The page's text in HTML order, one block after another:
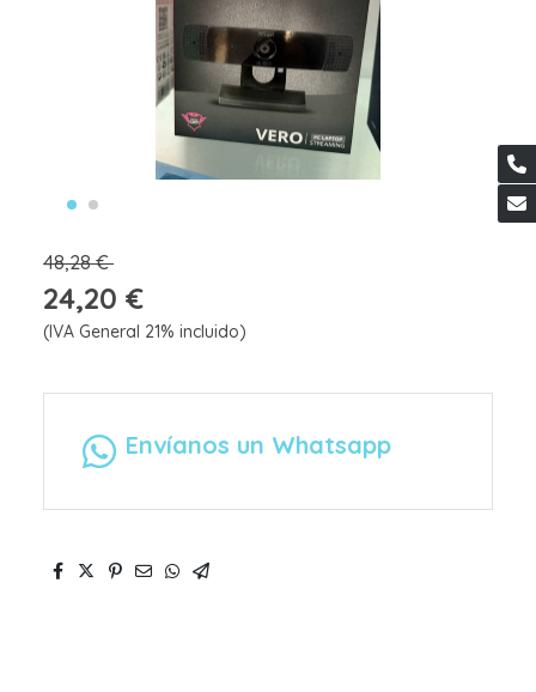
48,28 €
24,20 €
(IVA General 21% incluido)
Envíanos un Whatsapp